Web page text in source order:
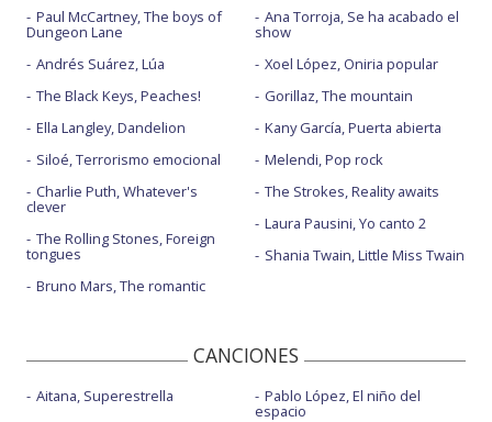
Paul McCartney, The boys of
Dungeon Lane
Andrés Suárez, Lúa
The Black Keys, Peaches!
Ella Langley, Dandelion
Siloé, Terrorismo emocional
Charlie Puth, Whatever's
clever
The Rolling Stones, Foreign
tongues
Bruno Mars, The romantic
Ana Torroja, Se ha acabado el
show
Xoel López, Oniria popular
Gorillaz, The mountain
Kany García, Puerta abierta
Melendi, Pop rock
The Strokes, Reality awaits
Laura Pausini, Yo canto 2
Shania Twain, Little Miss Twain
CANCIONES
Aitana, Superestrella Pablo López, El niño del
espacio